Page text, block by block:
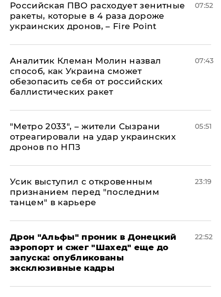
Российская ПВО расходует зенитные
ракеты, которые в 4 раза дороже
украинских дронов, – Fire Point
07:52
Аналитик Клеман Молин назвал
способ, как Украина сможет
обезопасить себя от российских
баллистических ракет
07:43
"Метро 2033", – жители Сызрани
отреагировали на удар украинских
дронов по НПЗ
05:51
Усик выступил с откровенным
признанием перед "последним
танцем" в карьере
23:19
Дрон "Альфы" проник в Донецкий
аэропорт и сжег "Шахед" еще до
запуска: опубликованы
эксклюзивные кадры
22:52